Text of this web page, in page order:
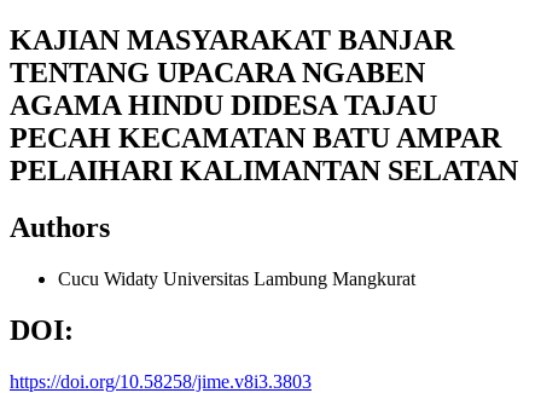
KAJIAN MASYARAKAT BANJAR
TENTANG UPACARA NGABEN
AGAMA HINDU DIDESA TAJAU
PECAH KECAMATAN BATU AMPAR
PELAIHARI KALIMANTAN SELATAN
Authors
Cucu Widaty Universitas Lambung Mangkurat
DOI:
https://doi.org/10.58258/jime.v8i3.3803